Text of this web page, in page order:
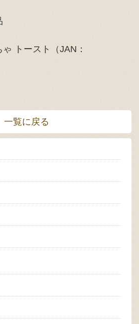
トースト（JAN：
一覧に戻る